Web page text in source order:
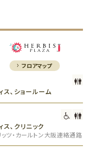
フロアマップ
ス、ショールーム
ス、クリニック
ッツ・カールトン大阪連絡通路